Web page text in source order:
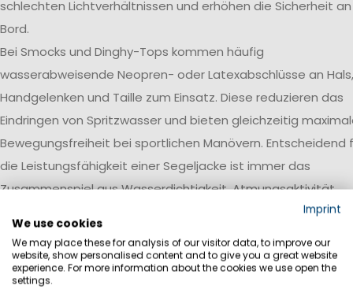
schlechten Lichtverhältnissen und erhöhen die Sicherheit an
Bord.
Bei Smocks und Dinghy-Tops kommen häufig
wasserabweisende Neopren- oder Latexabschlüsse an Hals,
Handgelenken und Taille zum Einsatz. Diese reduzieren das
Eindringen von Spritzwasser und bieten gleichzeitig
Bewegungsfreiheit bei sportlichen Manövern. Entscheidend
die Leistungsfähigkeit einer Segeljacke ist immer das
Zusammenspiel aus Wasserdichtigkeit, Atmungsaktivität,
Robustheit und einer auf den jeweiligen Einsatzbereich
abgestimmten Ausstattung.
Wasserdichtigkeit
Imprint
We use cookies
We may place these for analysis of our visitor data, to improve our
website, show personalised content and to give you a great website
experience. For more information about the cookies we use open the
settings.